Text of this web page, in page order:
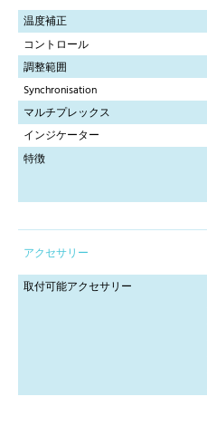
温度補正
コントロール
調整範囲
Synchronisation
マルチプレックス
インジケーター
特徴
アクセサリー
取付可能アクセサリー